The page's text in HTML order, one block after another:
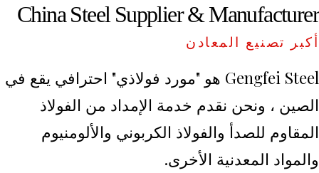
China Steel Supplier & Manufacturer
أكبر تصنيع المعادن
Gengfei Steel هو "مورد فولاذي" احترافي يقع في
الصين ، ونحن نقدم خدمة الإمداد من الفولاذ
المقاوم للصدأ والفولاذ الكربوني والألومنيوم
والمواد المعدنية الأخرى.